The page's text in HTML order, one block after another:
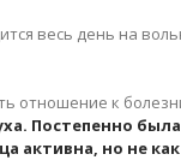
весь день на
отношение к
Постепенно
активна, но не